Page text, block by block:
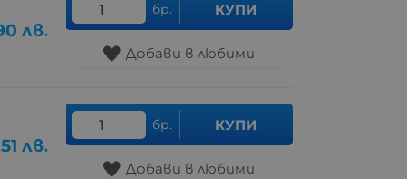
лв.
бр. КУПИ
Добави в любими
лв.
бр. КУПИ
Добави в любими